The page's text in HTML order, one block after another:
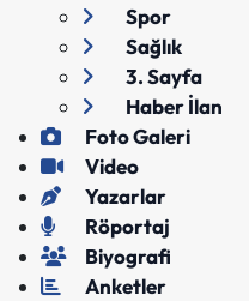
Spor
Sağlık
3. Sayfa
Haber İlan
Foto Galeri
Video
Yazarlar
Röportaj
Biyografi
Anketler